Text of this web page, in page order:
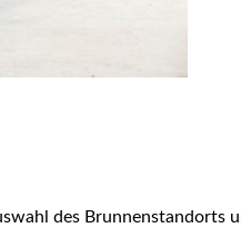
des Brunnenstandorts